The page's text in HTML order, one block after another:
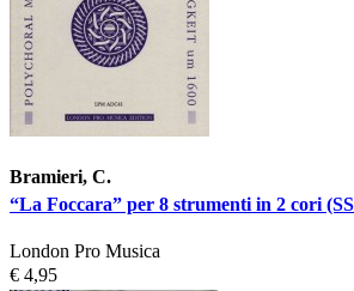
Bramieri, C.
“La Foccara” per 8 strumenti in 2 cori
London Pro Musica
€ 4,95